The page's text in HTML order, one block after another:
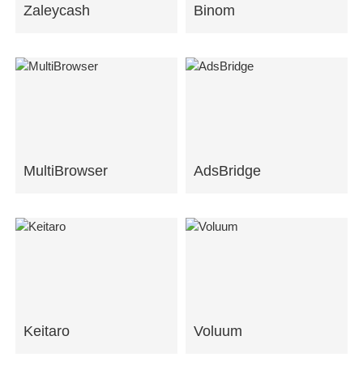
Zaleycash Binom
MultiBrowser AdsBridge
Keitaro Voluum